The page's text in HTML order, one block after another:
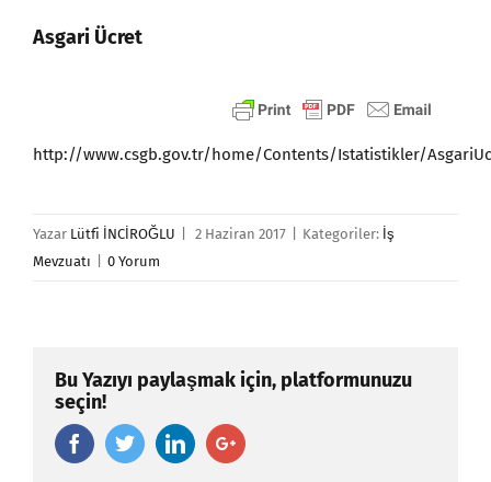
Asgari Ücret
http://www.csgb.gov.tr/home/Contents/Istatistikler/
Yazar Lütfi İNCİROĞLU 2 Haziran 2017 Kategoriler: İş
Mevzuatı
0 Yorum
Bu Yazıyı paylaşmak için, platformunuzu
seçin!
FacebookTwitterLinkedinGoogle+